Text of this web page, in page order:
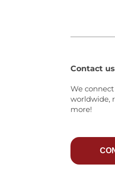
Contact
We
worldwide,
more!